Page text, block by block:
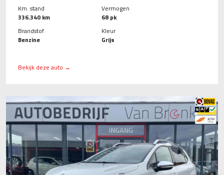
Km. stand
336.340 km
Brandstof
Benzine
Vermogen
68 pk
Kleur
Grijs
Bekijk deze auto →